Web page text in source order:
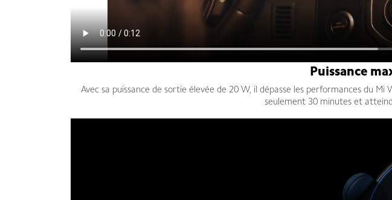
Puissance
Avec sa puissance de sortie élevée de 20 W, il dépasse les performances du
seulement 30 minutes et